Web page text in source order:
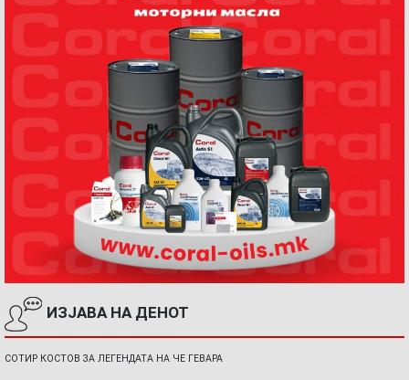
ИЗЈАВА НА ДЕНОТ
СОТИР КОСТОВ ЗА ЛЕГЕНДАТА НА ЧЕ ГЕВАРА